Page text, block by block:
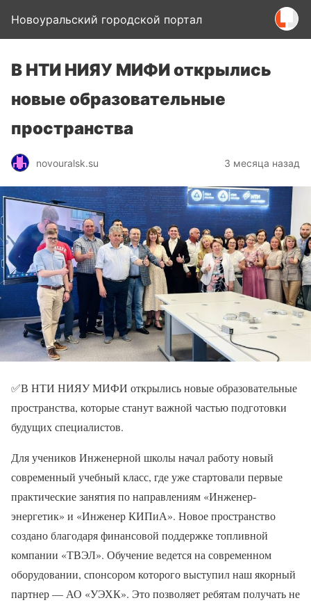
Новоуральский городской портал
В НТИ НИЯУ МИФИ открылись
новые образовательные
пространства
novouralsk.su 3 месяца назад
✅В НТИ НИЯУ МИФИ открылись новые образовательные
пространства, которые станут важной частью подготовки
будущих специалистов.
Для учеников Инженерной школы начал работу новый
современный учебный класс, где уже стартовали первые
практические занятия по направлениям «Инженер-
энергетик» и «Инженер КИПиА». Новое пространство
создано благодаря финансовой поддержке топливной
компании «ТВЭЛ». Обучение ведется на современном
оборудовании, спонсором которого выступил наш якорный
партнер — АО «УЭХК». Это позволяет ребятам получать не